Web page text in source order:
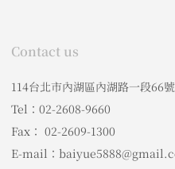
Contact us
114台北市內湖區內湖路一段66
Tel：02-2608-9660
Fax： 02-2609-1300
E-mail：